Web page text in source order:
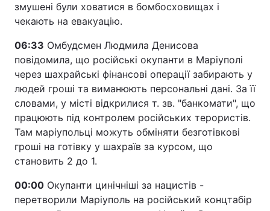
змушені були ховатися в бомбосховищах і
чекають на евакуацію.
06:33 Омбудсмен Людмила Денисова
повідомила, що російські окупанти в Маріуполі
через шахрайські фінансові операції забирають у
людей гроші та виманюють персональні дані. За її
словами, у місті відкрилися т. зв. "банкомати", що
працюють під контролем російських терористів.
Там маріупольці можуть обміняти безготівкові
гроші на готівку у шахраїв за курсом, що
становить 2 до 1.
00:00 Окупанти цинічніші за нацистів -
перетворили Маріуполь на російський концтабір